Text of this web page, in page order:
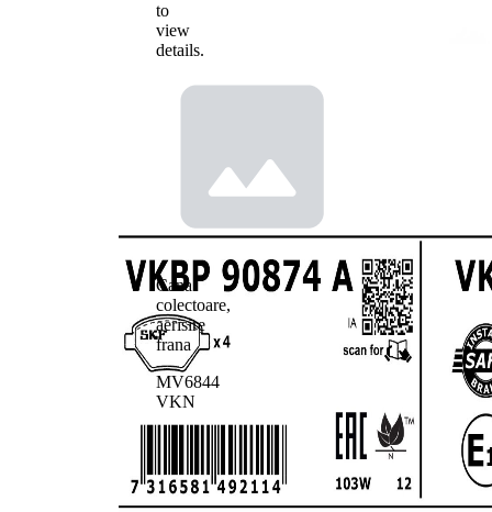
to
view
details.
Cana
colectoare,
aerisire
frana
MV6844
VKN